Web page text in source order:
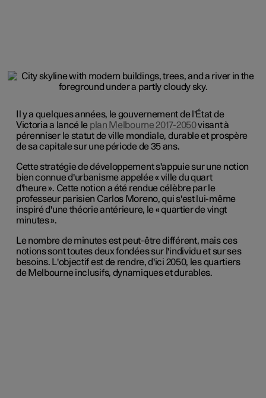
Il y a quelques années, le gouvernement de l'État de
Victoria a lancé le plan Melbourne 2017-2050visant à
pérenniser le statut de ville mondiale, durable et prospère
de sa capitale sur une période de 35 ans.
Cette stratégie de développement s'appuie sur une notion
bien connue d'urbanisme appelée « ville du quart
d'heure ». Cette notion a été rendue célèbre par le
professeur parisien Carlos Moreno, qui s'est lui-même
inspiré d'une théorie antérieure, le « quartier de vingt
minutes ».
Le nombre de minutes est peut-être différent, mais ces
notions sont toutes deux fondées sur l'individu et sur ses
besoins. L'objectif est de rendre, d'ici 2050, les quartiers
de Melbourne inclusifs, dynamiques et durables.